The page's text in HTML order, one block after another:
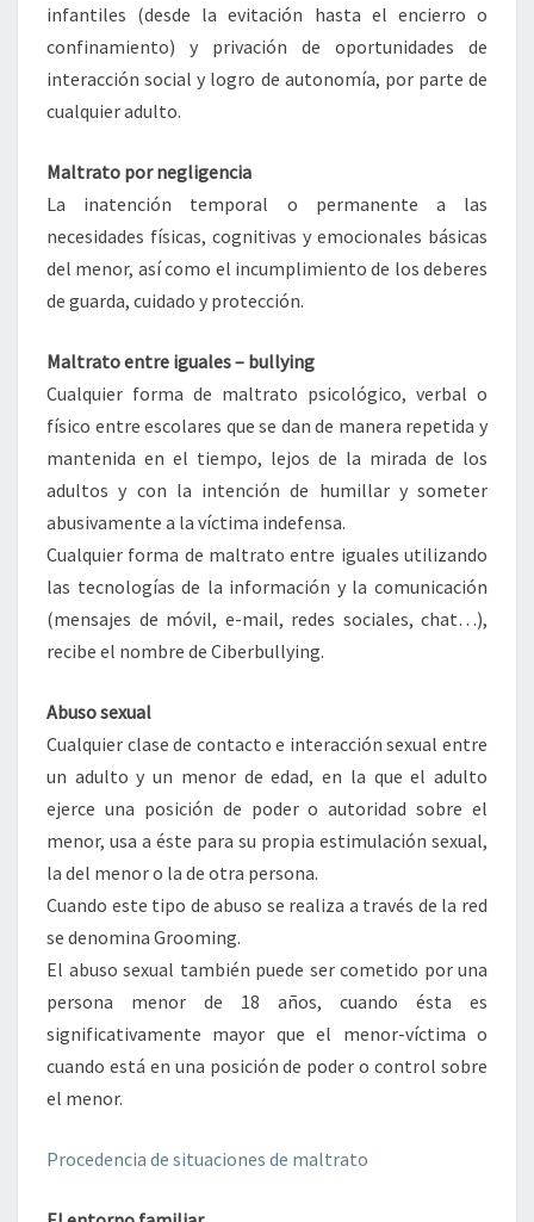
infantiles (desde la evitación hasta el encierro o
confinamiento) y privación de oportunidades de
interacción social y logro de autonomía, por parte de
cualquier adulto.
Maltrato por negligencia
La inatención temporal o permanente a las
necesidades físicas, cognitivas y emocionales básicas
del menor, así como el incumplimiento de los deberes
de guarda, cuidado y protección.
Maltrato entre iguales – bullying
Cualquier forma de maltrato psicológico, verbal o
físico entre escolares que se dan de manera repetida y
mantenida en el tiempo, lejos de la mirada de los
adultos y con la intención de humillar y someter
abusivamente a la víctima indefensa.
Cualquier forma de maltrato entre iguales utilizando
las tecnologías de la información y la comunicación
(mensajes de móvil, e-mail, redes sociales, chat…),
recibe el nombre de Ciberbullying.
Abuso sexual
Cualquier clase de contacto e interacción sexual entre
un adulto y un menor de edad, en la que el adulto
ejerce una posición de poder o autoridad sobre el
menor, usa a éste para su propia estimulación sexual,
la del menor o la de otra persona.
Cuando este tipo de abuso se realiza a través de la red
se denomina Grooming.
El abuso sexual también puede ser cometido por una
persona menor de 18 años, cuando ésta es
significativamente mayor que el menor-víctima o
cuando está en una posición de poder o control sobre
el menor.
Procedencia de situaciones de maltrato